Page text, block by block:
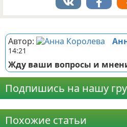
Автор:
14:21
Жду ваши вопросы и
Подпишись на нашу
Похожие статьи